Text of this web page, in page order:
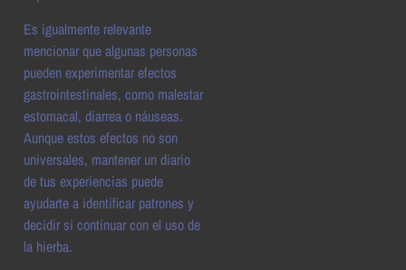
Es igualmente relevante
mencionar que algunas personas
pueden experimentar efectos
gastrointestinales, como malestar
estomacal, diarrea o náuseas.
Aunque estos efectos no son
universales, mantener un diario
de tus experiencias puede
ayudarte a identificar patrones y
decidir si continuar con el uso de
la hierba.